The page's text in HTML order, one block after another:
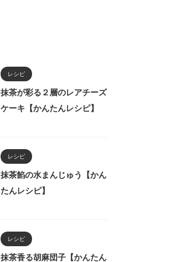
レシピ
抹茶が彩る２層のレアチーズ
ケーキ【かんたんレシピ】
レシピ
抹茶餡の水まんじゅう【かん
たんレシピ】
レシピ
抹茶香る胡麻団子【かんたん